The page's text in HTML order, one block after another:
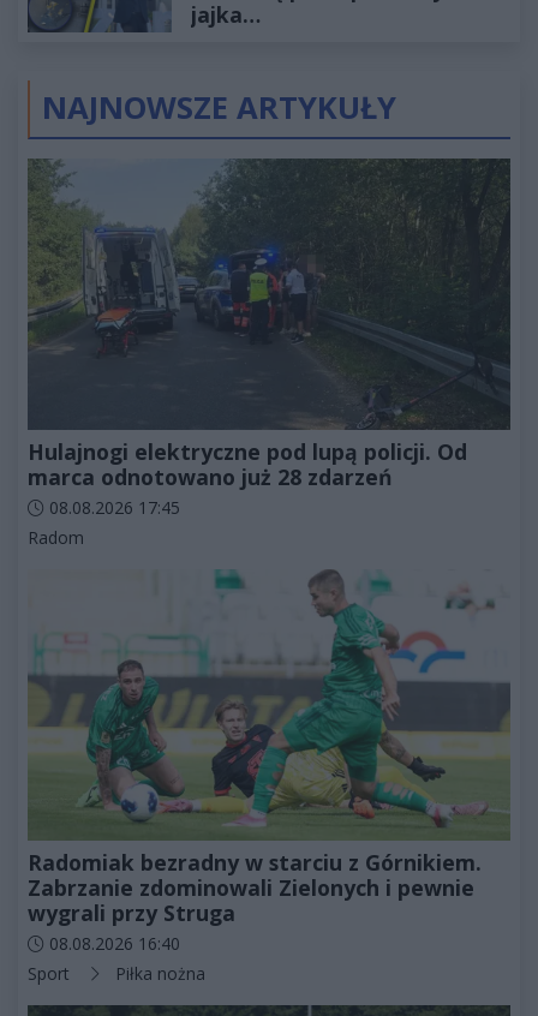
jajka…
NAJNOWSZE ARTYKUŁY
Hulajnogi elektryczne pod lupą policji. Od
marca odnotowano już 28 zdarzeń
Data dodania artykułu:
08.08.2026 17:45
Kategorie artykułu:
Radom
Radomiak bezradny w starciu z Górnikiem.
Zabrzanie zdominowali Zielonych i pewnie
wygrali przy Struga
Data dodania artykułu:
08.08.2026 16:40
Kategorie artykułu:
Sport Piłka nożna